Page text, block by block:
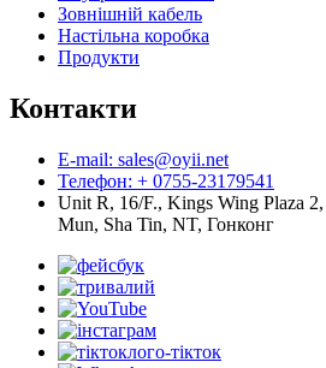
Зовнішній кабель
Настільна коробка
Продукти
Контакти
E-mail: sales@oyii.net
Телефон: + 0755-23179541
Unit R, 16/F., Kings Wing Plaza
Mun, Sha Tin, NT, Гонконг